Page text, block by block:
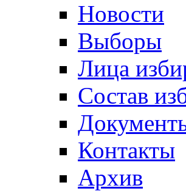
Новости
Выборы
Лица
Состав
Контакты
Архив